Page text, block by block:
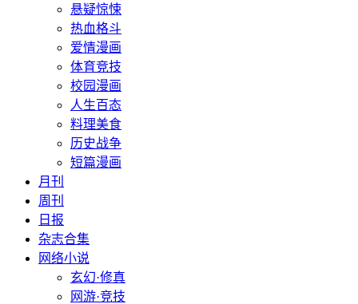
悬疑惊悚
热血格斗
爱情漫画
体育竞技
校园漫画
人生百态
料理美食
历史战争
短篇漫画
月刊
周刊
日报
杂志合集
网络小说
玄幻·修真
网游·竞技